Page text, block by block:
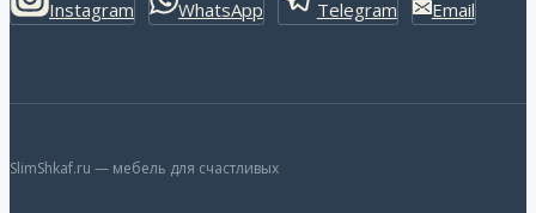
Instagram WhatsApp Telegram Email
SlimShkaf.ru — мебель для счастливых